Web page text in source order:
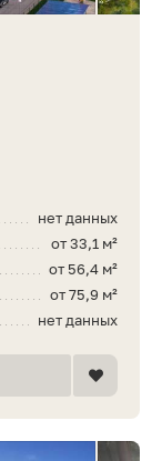
нет данных
от 33,1 м²
от 56,4 м²
от 75,9 м²
нет данных